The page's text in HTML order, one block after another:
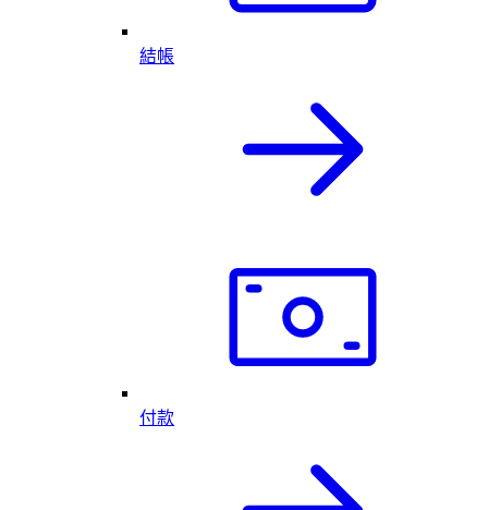
結帳
付款